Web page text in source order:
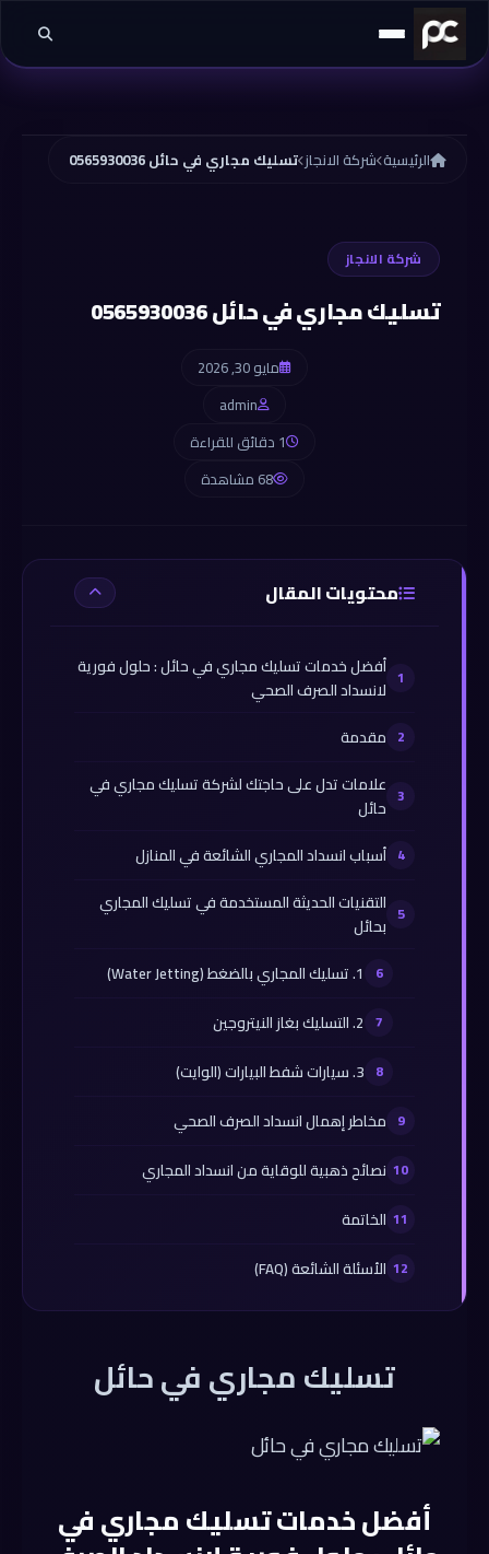
تخطي إلى المحتوى
الرئيسية شركة الانجاز تسليك مجاري في حائل 0565930036
شركة الانجاز
تسليك مجاري في حائل 0565930036
مايو 30, 2026
admin
1 دقائق للقراءة
68 مشاهدة
محتويات المقال
أفضل خدمات تسليك مجاري في حائل : حلول فورية
لانسداد الصرف الصحي
مقدمة
علامات تدل على حاجتك لشركة تسليك مجاري في
حائل
أسباب انسداد المجاري الشائعة في المنازل
التقنيات الحديثة المستخدمة في تسليك المجاري
بحائل
1. تسليك المجاري بالضغط (Water Jetting)
2. التسليك بغاز النيتروجين
3. سيارات شفط البيارات (الوايت)
مخاطر إهمال انسداد الصرف الصحي
نصائح ذهبية للوقاية من انسداد المجاري
الخاتمة
الأسئلة الشائعة (FAQ)
تسليك مجاري في حائل
أفضل خدمات تسليك مجاري في